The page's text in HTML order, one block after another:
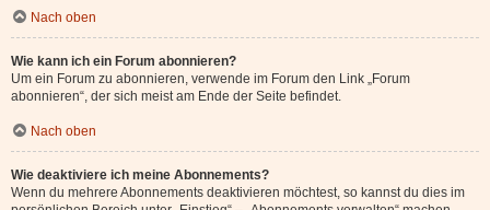
Nach oben
Wie kann ich ein Forum abonnieren?
Um ein Forum zu abonnieren, verwende im Forum den Link „Forum
abonnieren“, der sich meist am Ende der Seite befindet.
Nach oben
Wie deaktiviere ich meine Abonnements?
Wenn du mehrere Abonnements deaktivieren möchtest, so kannst du dies im